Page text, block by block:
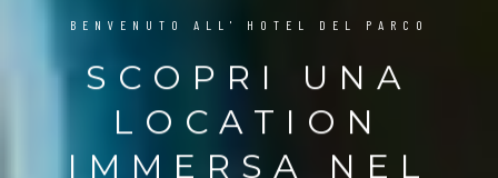
BENVENUTO ALL' HOTEL DEL PARCO
SCOPRI UNA
LOCATION
IMMERSA NEL